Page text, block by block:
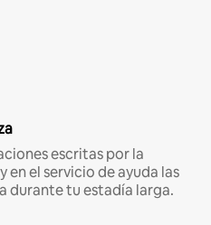
escritas por la
en el servicio de ayuda las
durante tu estadía larga.